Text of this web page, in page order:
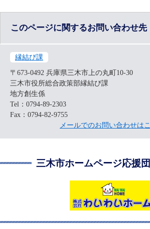
このページに関するお問い合わせ先
縁結び課
〒673-0492 兵庫県三木市上の丸町10-30
三木市役所総合政策部縁結び課
地方創生係
Tel：0794-89-2303
Fax：0794-82-9755
メールでのお問い合わせは
三木市ホームページ応援団